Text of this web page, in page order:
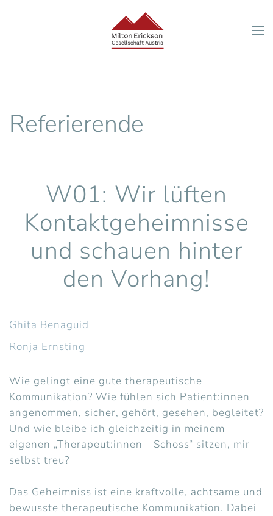
Zum Hauptinhalt springen
Referierende
W01: Wir lüften
Kontaktgeheimnisse
und schauen hinter
den Vorhang!
Ghita Benaguid
Ronja Ernsting
Wie gelingt eine gute therapeutische
Kommunikation? Wie fühlen sich Patient:innen
angenommen, sicher, gehört, gesehen, begleitet?
Und wie bleibe ich gleichzeitig in meinem
eigenen „Therapeut:innen - Schoss“ sitzen, mir
selbst treu?
Das Geheimniss ist eine kraftvolle, achtsame und
bewusste therapeutische Kommunikation. Dabei